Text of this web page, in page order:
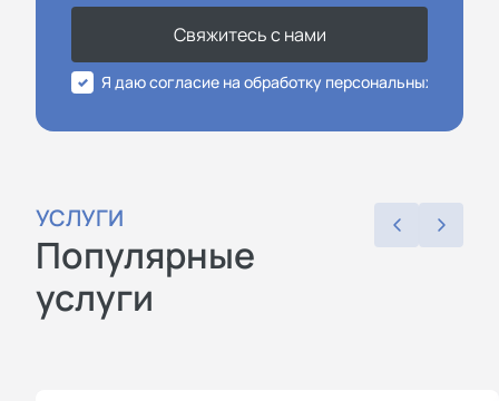
Свяжитесь с нами
Я даю согласие на обработку персональных
УСЛУГИ
Популярные
услуги